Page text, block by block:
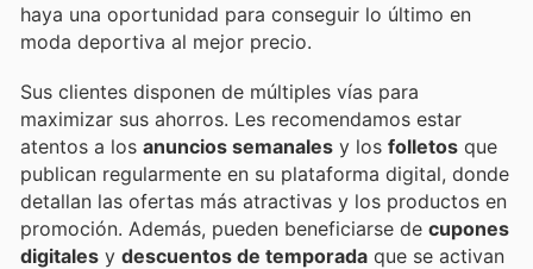
haya una oportunidad para conseguir lo último en
moda deportiva al mejor precio.
Sus clientes disponen de múltiples vías para
maximizar sus ahorros. Les recomendamos estar
atentos a los anuncios semanales y los folletos que
publican regularmente en su plataforma digital, donde
detallan las ofertas más atractivas y los productos en
promoción. Además, pueden beneficiarse de cupones
digitales y descuentos de temporada que se activan